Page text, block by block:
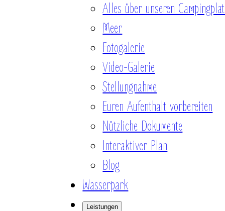
Alles über unseren
Meer
Fotogalerie
Video-Galerie
Stellungnahme
Euren Aufenthalt vorbereiten
Nützliche Dokumente
Interaktiver Plan
Blog
Wasserpark
Leistungen